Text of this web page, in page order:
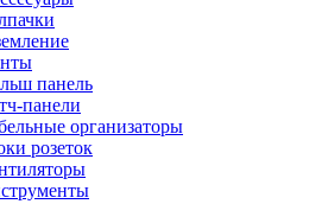
панель
панели
организаторы
розеток